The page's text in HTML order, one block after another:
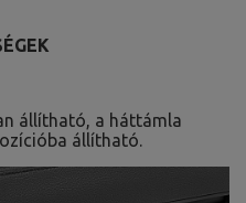
állítható, a háttámla
állítható.